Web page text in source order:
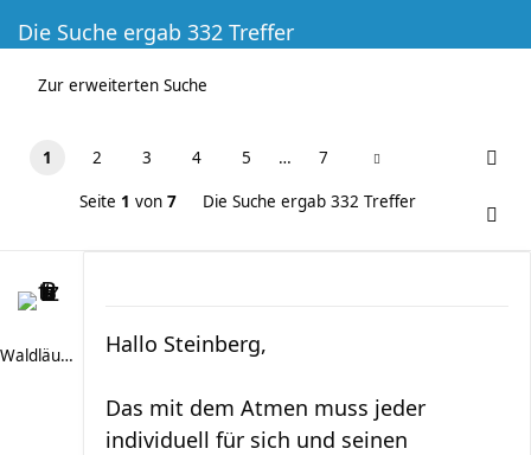
Die Suche ergab 332 Treffer
Zur erweiterten Suche
1 2 3 4 5 … 7
Seite 1 von 7 Die Suche ergab 332 Treffer
Waldläufer 66 Hallo Steinberg,
Das mit dem Atmen muss jeder
individuell für sich und seinen